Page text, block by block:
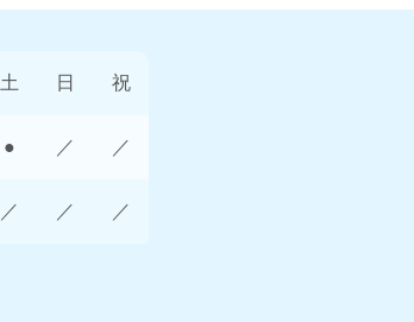
土 日 祝
● ／ ／
／ ／ ／